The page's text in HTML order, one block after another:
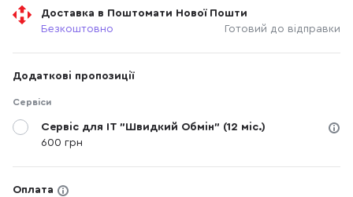
Доставка в Поштомати Нової Пошти
Безкоштовно
Готовий до відправки
Додаткові пропозиції
Сервіси
Сервіс для IT "Швидкий Обмін" (12 міс.)
600 грн
Оплата